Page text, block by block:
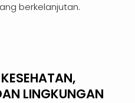
berkelanjutan.
LINGKUNGAN